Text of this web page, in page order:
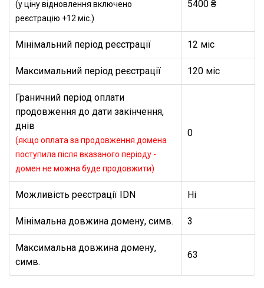
(у ціну відновлення включено
реєстрацію +12 міс.)
5400 ₴
Мінімальний період реєстрації 12 міс
Максимальний період реєстрації 120 міс
Граничний період оплати
продовження до дати закінчення,
днів
(якщо оплата за продовження домена
поступила після вказаного періоду -
домен не можна буде продовжити)
0
Можливість реєстрації IDN Ні
Мінімальна довжина домену, симв. 3
Максимальна довжина домену,
симв.
63